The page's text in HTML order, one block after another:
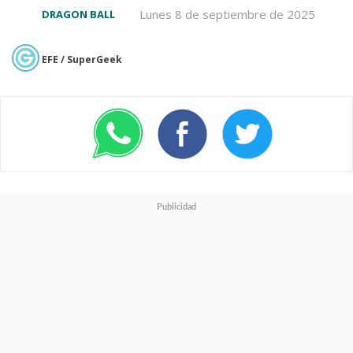
mundo".
nuevo opening titulado "Jaka
", tema creado en conjunto
Yukinojo Mori.
Lunes 8 de septiembre de 2025
DRAGON BALL
EFE / SuperGeek